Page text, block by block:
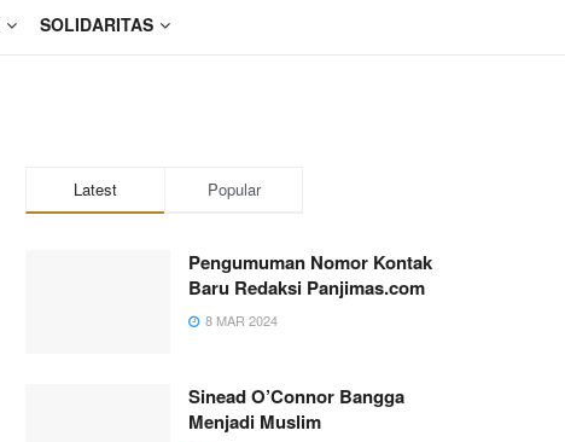
SOLIDARITAS
Latest Popular
Pengumuman Nomor Kontak
Baru Redaksi Panjimas.com
8 MAR 2024
Sinead O’Connor Bangga
Menjadi Muslim